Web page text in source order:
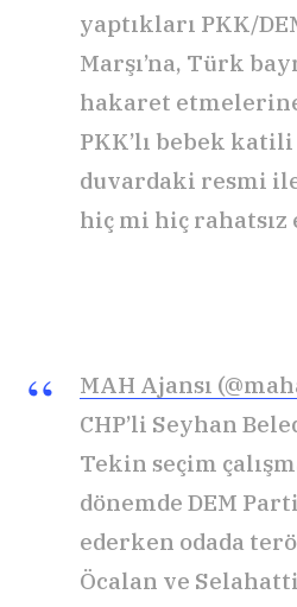
yaptıkları PKK/
Marşı’na, Türk
hakaret
PKK’lı bebek katili
duvardaki resmi
hiç mi hiç rahatsız
MAH Ajansı
CHP’li Seyhan
Tekin seçim
dönemde DEM
ederken odada
Öcalan ve